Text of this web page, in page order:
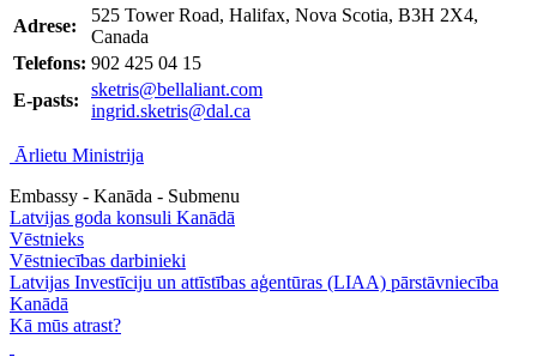
Adrese:
525 Tower Road, Halifax, Nova Scotia, B3H 2X4,
Canada
Telefons: 902 425 04 15
E-pasts:
sketris@bellaliant.com
ingrid.sketris@dal.ca
Ārlietu Ministrija
Embassy - Kanāda - Submenu
Latvijas goda konsuli Kanādā
Vēstnieks
Vēstniecības darbinieki
Latvijas Investīciju un attīstības aģentūras (LIAA) pārstāvniecība
Kanādā
Kā mūs atrast?